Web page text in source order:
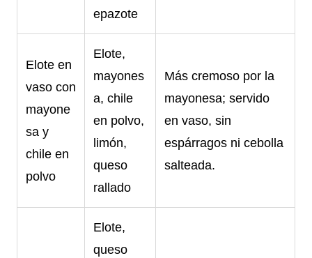
epazote
Elote en
vaso con
mayone
sa y
chile en
polvo
Elote,
mayones
a, chile
en polvo,
limón,
queso
rallado
Más cremoso por la
mayonesa; servido
en vaso, sin
espárragos ni cebolla
salteada.
Elote,
queso